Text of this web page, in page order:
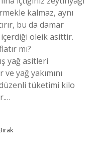
kalmaz, aynı
bu da damar
içerdiği oleik asittir.
mı?
yağ asitleri
yağ yakımını
tüketimi kilo